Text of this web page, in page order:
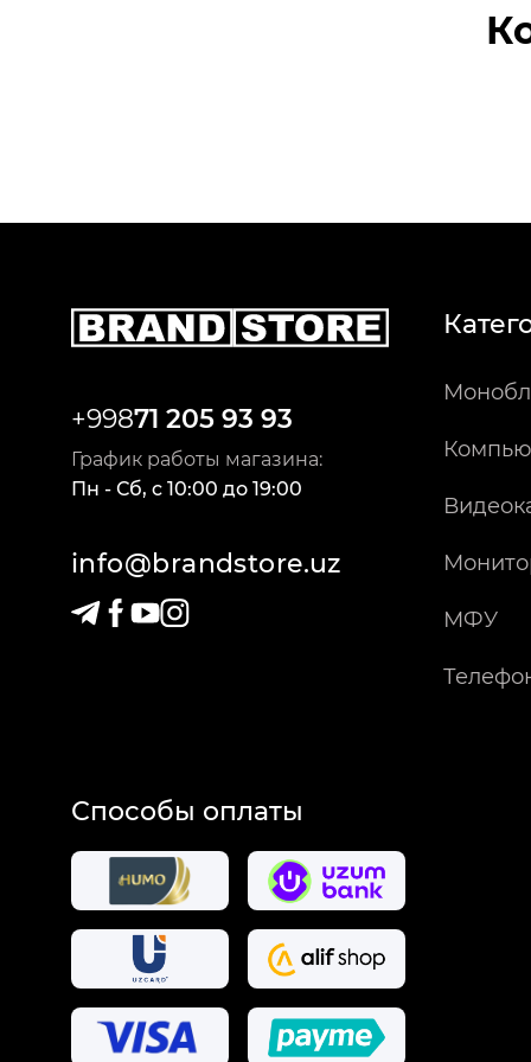
+99871 205 93 93
График работы магазина:
Пн - Сб, c 10:00 до 19:00
info@brandstore.uz
МФУ
Способы оплаты